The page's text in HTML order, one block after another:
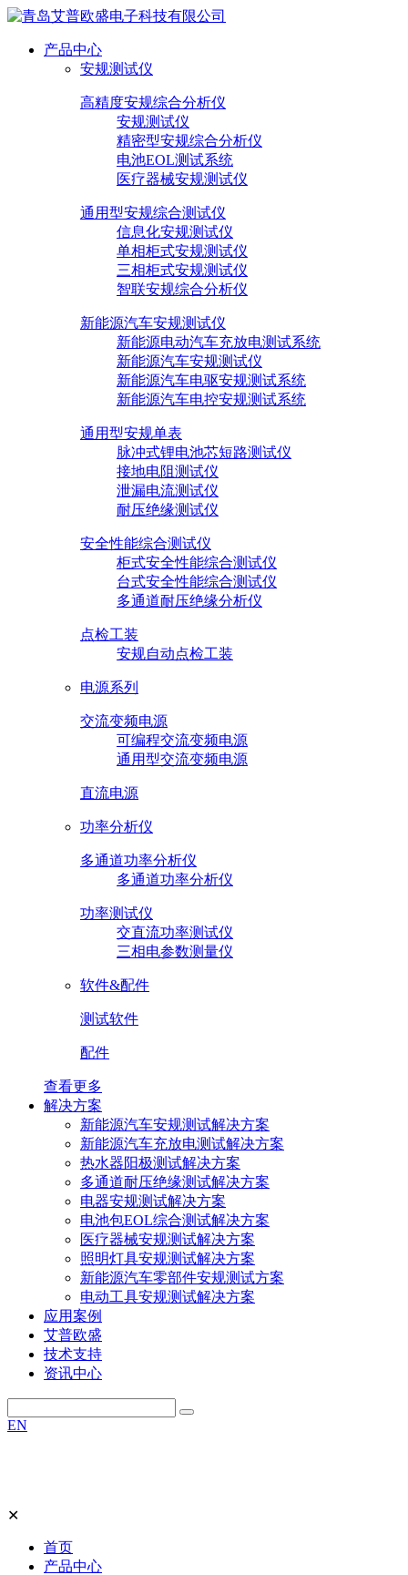
产品中心
安规测试仪
高精度安规综合分析仪
安规测试仪
精密型安规综合分析仪
电池EOL测试系统
医疗器械安规测试仪
通用型安规综合测试仪
信息化安规测试仪
单相柜式安规测试仪
三相柜式安规测试仪
智联安规综合分析仪
新能源汽车安规测试仪
新能源电动汽车充放电测试系统
新能源汽车安规测试仪
新能源汽车电驱安规测试系统
新能源汽车电控安规测试系统
通用型安规单表
脉冲式锂电池芯短路测试仪
接地电阻测试仪
泄漏电流测试仪
耐压绝缘测试仪
安全性能综合测试仪
柜式安全性能综合测试仪
台式安全性能综合测试仪
多通道耐压绝缘分析仪
点检工装
安规自动点检工装
电源系列
交流变频电源
可编程交流变频电源
通用型交流变频电源
直流电源
功率分析仪
多通道功率分析仪
多通道功率分析仪
功率测试仪
交直流功率测试仪
三相电参数测量仪
软件&配件
测试软件
配件
查看更多
解决方案
新能源汽车安规测试解决方案
新能源汽车充放电测试解决方案
热水器阳极测试解决方案
多通道耐压绝缘测试解决方案
电器安规测试解决方案
电池包EOL综合测试解决方案
医疗器械安规测试解决方案
照明灯具安规测试解决方案
新能源汽车零部件安规测试方案
电动工具安规测试解决方案
应用案例
艾普欧盛
技术支持
资讯中心
EN
✕
首页
产品中心